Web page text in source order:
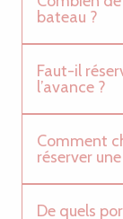
bateau ?
Faut-il
l’avance ?
Comment
réserver
De quels